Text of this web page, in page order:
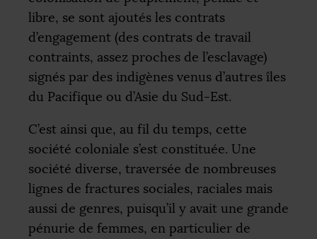
libre, se sont ajoutés les contrats
d’engagement (des contrats de travail
contraints, assez proches de l’esclavage)
signés par des indigènes venus d’autres îles
du Pacifique ou d’Asie du Sud-Est.
C’est ainsi que, au fil du temps, cette
société coloniale s’est constituée. Une
société diverse, traversée de nombreuses
lignes de fractures sociales, raciales mais
aussi de genres, puisqu’il y avait une grande
pénurie de femmes, en particulier de